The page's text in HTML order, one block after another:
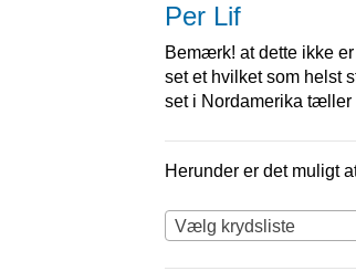
Per Lif
Bemærk! at dette ikke
set et hvilket som helst
set i Nordamerika tæller
Herunder er det muligt
Vælg krydsliste